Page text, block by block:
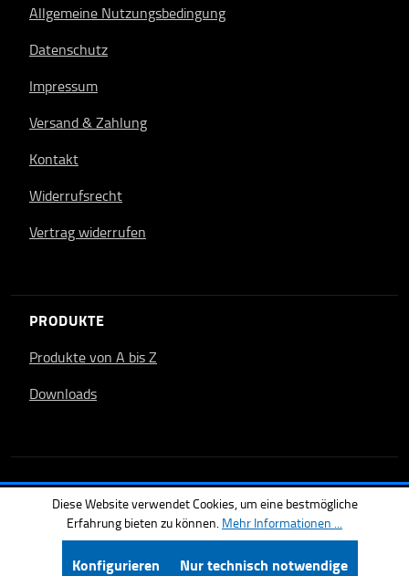
Allgemeine Nutzungsbedingung
Datenschutz
Impressum
Versand & Zahlung
Kontakt
Widerrufsrecht
Vertrag widerrufen
PRODUKTE
Produkte von A bis Z
Downloads
Diese Website verwendet Cookies, um eine bestmögliche
Erfahrung bieten zu können.Mehr Informationen ...
Nur technisch notwendige
Konfigurieren